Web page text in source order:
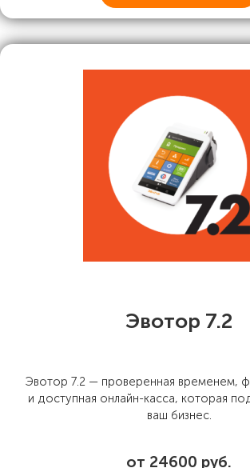
Эвотор 7.2
Эвотор 7.2 — проверенная временем,
и доступная онлайн-касса, которая
ваш бизнес.
от 24600 руб.